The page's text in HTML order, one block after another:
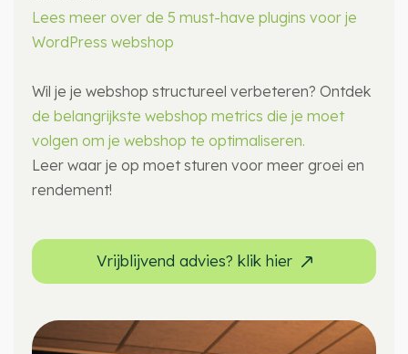
Lees meer over de 5 must-have plugins voor je
WordPress webshop
Wil je je webshop structureel verbeteren? Ontdek
de belangrijkste webshop metrics die je moet
volgen om je webshop te optimaliseren.
Leer waar je op moet sturen voor meer groei en
rendement!
Vrijblijvend advies? klik hier